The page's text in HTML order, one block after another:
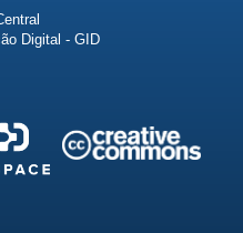
Digital - GID